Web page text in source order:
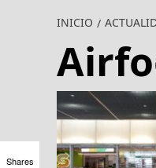
INICIO
Shares